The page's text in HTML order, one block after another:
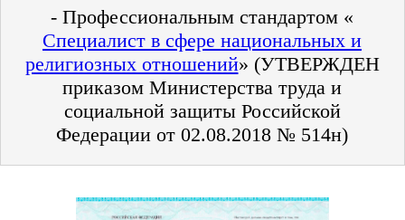
- Профессиональным стандартом «
Специалист в сфере национальных и
религиозных отношений» (УТВЕРЖДЕН
приказом Министерства труда и
социальной защиты Российской
Федерации от 02.08.2018 № 514н)